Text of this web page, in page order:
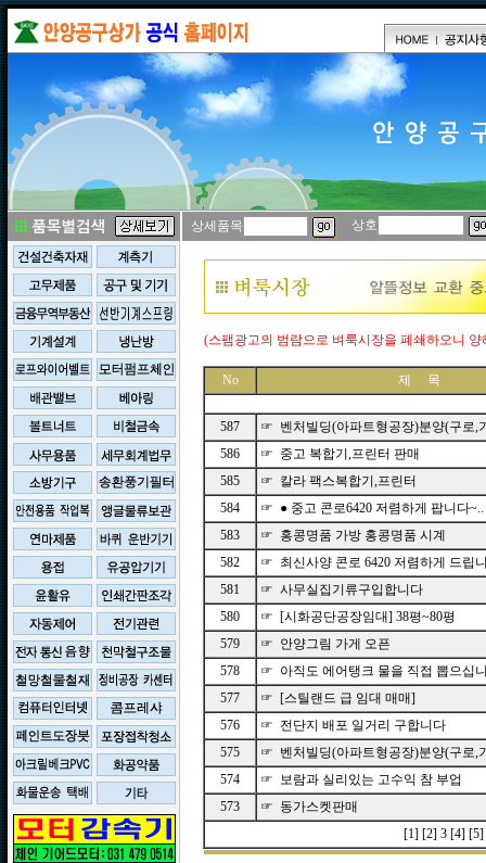
상세품목 상호
(스팸광고의 범람으로 벼룩시장을 폐쇄하오니
No 제 목
587
☞ 벤처빌딩(아파트형공장)분양(구로,
586
☞ 중고 복합기,프린터 판매
585
☞ 칼라 팩스복합기,프린터
584
☞ ● 중고 콘로6420 저렴하게 팝니다~..
583
☞ 홍콩명품 가방 홍콩명품 시계
582
☞ 최신사양 콘로 6420 저렴하게 드립
581
☞ 사무실집기류구입합니다
580
☞ [시화공단공장임대] 38평~80평
579
☞ 안양그림 가게 오픈
578
☞ 아직도 에어탱크 물을 직접 뽑으십
577
☞ [스틸랜드 급 임대 매매]
576
☞ 전단지 배포 일거리 구합니다
575
☞ 벤처빌딩(아파트형공장)분양(구로,
574
☞ 보람과 실리있는 고수익 참 부업
573
☞ 동가스켓판매
[1] [2] 3 [4] [5]